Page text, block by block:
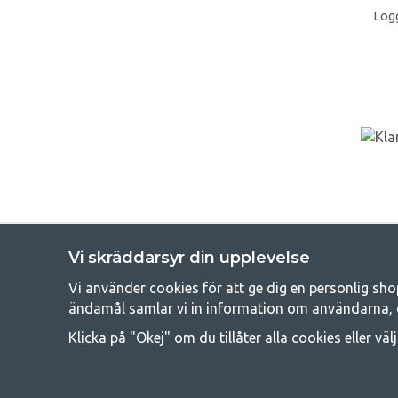
råd med att campa så därför erbjuder vi riktigt bra
Vi skräddarsyr din upplevelse
Vi använder cookies för att ge dig en personlig
ändamål samlar vi in information om användarna,
Klicka på "Okej" om du tillåter alla cookies eller